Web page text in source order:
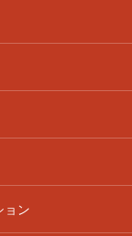
ョン